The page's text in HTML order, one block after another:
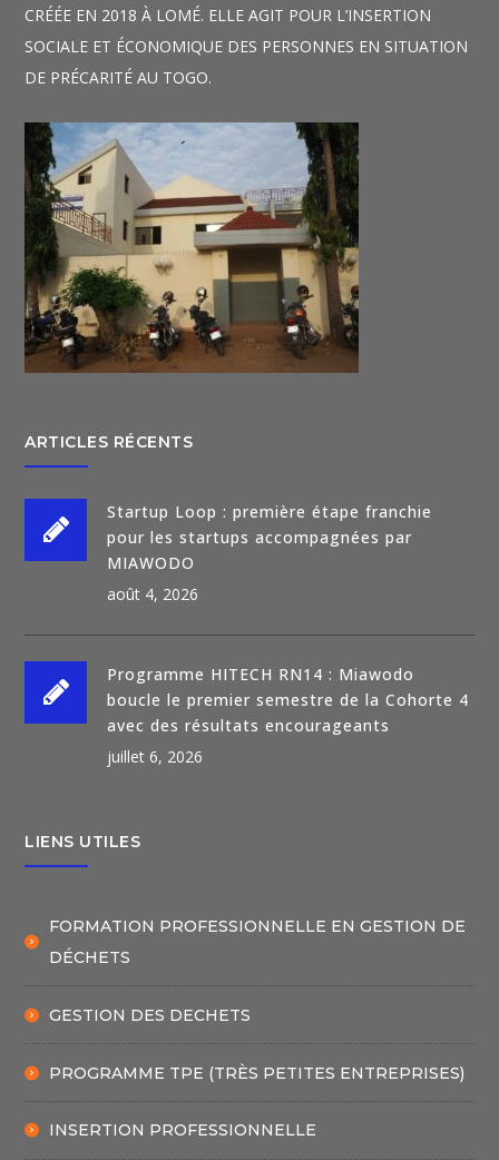
CRÉÉE EN 2018 À LOMÉ. ELLE AGIT POUR L’INSERTION
SOCIALE ET ÉCONOMIQUE DES PERSONNES EN SITUATION
DE PRÉCARITÉ AU TOGO.
ARTICLES RÉCENTS
Startup Loop : première étape franchie
pour les startups accompagnées par
MIAWODO
août 4, 2026
Programme HITECH RN14 : Miawodo
boucle le premier semestre de la Cohorte 4
avec des résultats encourageants
juillet 6, 2026
LIENS UTILES
FORMATION PROFESSIONNELLE EN GESTION DE
DÉCHETS
GESTION DES DECHETS
PROGRAMME TPE (TRÈS PETITES ENTREPRISES)
INSERTION PROFESSIONNELLE